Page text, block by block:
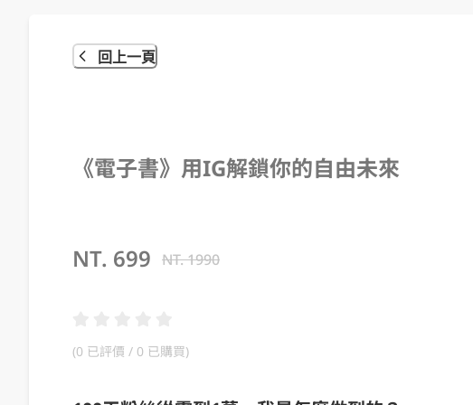
回上一頁
《電子書》用IG解鎖你的自由未來
NT. 699 NT.1990
(0 已評價 / 0 已購買)